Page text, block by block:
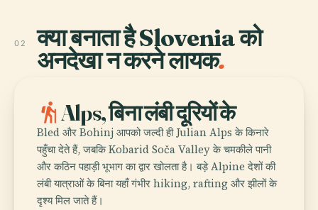
02 क्या बनाता है Slovenia को
अनदेखा न करने लायक.
hikingAlps, बिना लंबी दूरियों के
Bled और Bohinj आपको जल्दी ही Julian Alps के किनारे
पहुँचा देते हैं, जबकि Kobarid Soča Valley के चमकीले पानी
और कठिन पहाड़ी भूभाग का द्वार खोलता है। बड़े Alpine देशों की
लंबी यात्राओं के बिना यहाँ गंभीर hiking, rafting और झीलों के
दृश्य मिल जाते हैं।